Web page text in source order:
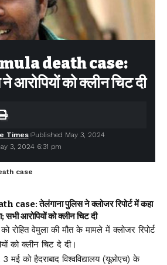
death case:
आरोपियों को क्लीन चिट दी
3, 2024 6:31 pm
Times Published May 3, 2024
case
तेलंगाना पुलिस ने क्लोजर रिपोर्ट में कहा
सभी आरोपियों को क्लीन चिट दी
रोहित वेमुला की मौत के मामले में क्लोजर रिपोर्ट
को क्लीन चिट दे दी।
मई को हैदराबाद विश्वविद्यालय (यूओएच) के